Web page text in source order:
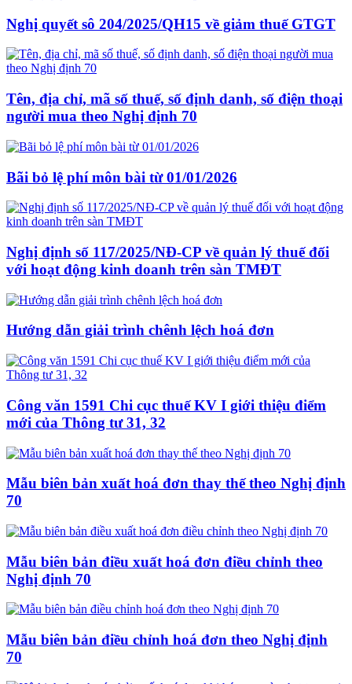
Nghị quyết sô 204/2025/QH15 về giảm thuế GTGT
Tên, địa chỉ, mã số thuế, số định danh, số điện thoại
người mua theo Nghị định 70
Bãi bỏ lệ phí môn bài từ 01/01/2026
Nghị định số 117/2025/NĐ-CP về quản lý thuế đối
với hoạt động kinh doanh trên sàn TMĐT
Hướng dẫn giải trình chênh lệch hoá đơn
Công văn 1591 Chi cục thuế KV I giới thiệu điểm
mới của Thông tư 31, 32
Mẫu biên bản xuất hoá đơn thay thế theo Nghị định
70
Mẫu biên bản điều xuất hoá đơn điều chỉnh theo
Nghị định 70
Mẫu biên bản điều chỉnh hoá đơn theo Nghị định
70